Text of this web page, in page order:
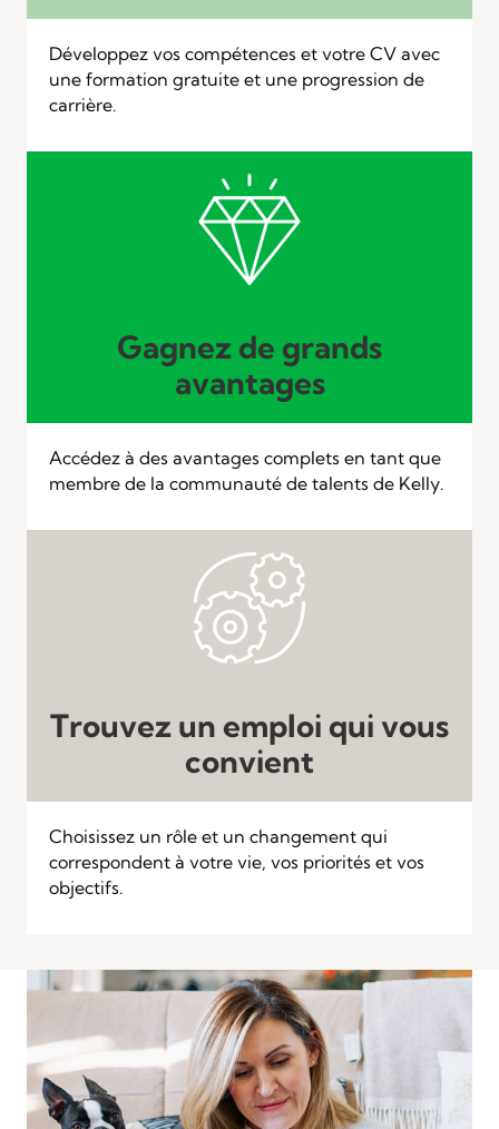
Développez vos compétences et votre CV avec
une formation gratuite et une progression de
carrière.
Gagnez de grands
avantages
Accédez à des avantages complets en tant que
membre de la communauté de talents de Kelly.
Trouvez un emploi qui vous
convient
Choisissez un rôle et un changement qui
correspondent à votre vie, vos priorités et vos
objectifs.